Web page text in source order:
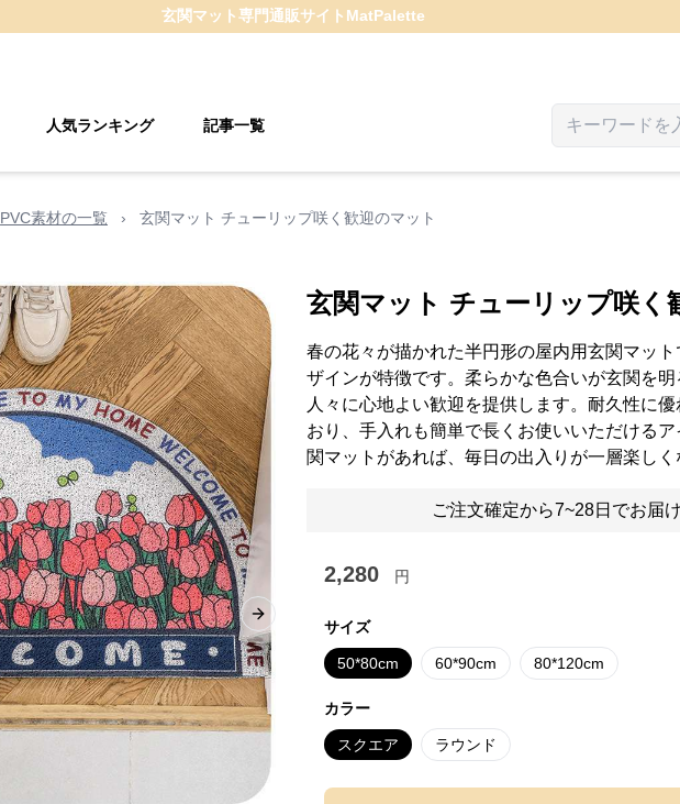
玄関マット専門通販サイト MatPalette
人気ランキング 記事一覧
PVC素材の一覧 › 玄関マット チューリップ咲く歓迎のマット
Next slide
玄関マット チューリップ咲く
春の花々が描かれた半円形の屋内用玄関マッ
ザインが特徴です。柔らかな色合いが玄関を
人々に心地よい歓迎を提供します。耐久性に
おり、手入れも簡単で長くお使いいただける
関マットがあれば、毎日の出入りが一層楽しく
ご注文確定から7~28日でお届
2,280 円
サイズ
50*80cm 60*90cm 80*120cm
カラー
スクエア ラウンド